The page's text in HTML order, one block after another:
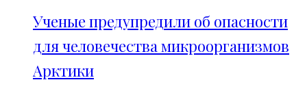
Ученые предупредили об опасности
для человечества микроорганизмов
Арктики